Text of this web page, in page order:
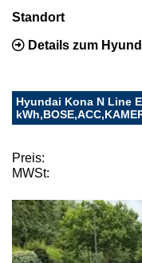
Standort
Details zum
Hyundai Kona N Line
Preis:
MWSt: